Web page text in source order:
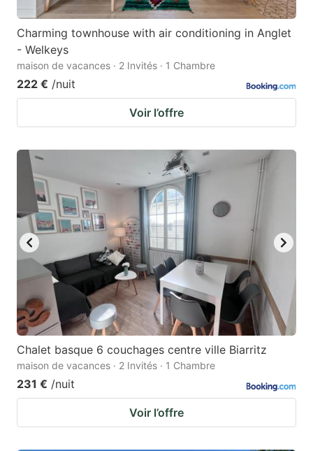
Charming townhouse with air conditioning in Anglet
- Welkeys
maison de vacances · 2 Invités · 1 Chambre
222 € /nuit
Voir l’offre
Chalet basque 6 couchages centre ville Biarritz
maison de vacances · 2 Invités · 1 Chambre
231 € /nuit
Voir l’offre